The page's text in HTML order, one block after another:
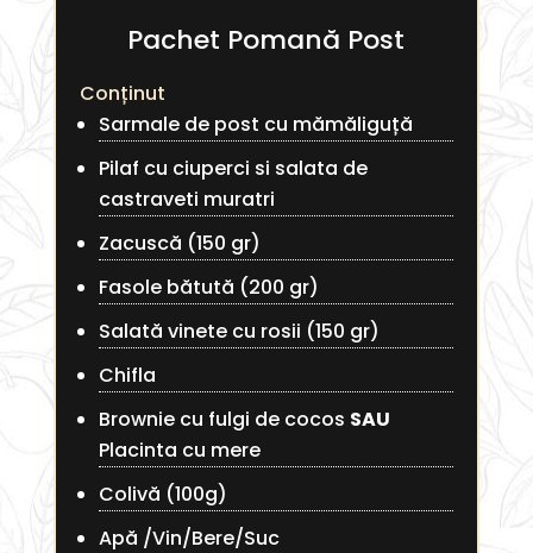
Pachet Pomană Post
Conținut
Sarmale de post cu mămăliguță
Pilaf cu ciuperci si salata de
castraveti muratri
Zacuscă (150 gr)
Fasole bătută (200 gr)
Salată vinete cu rosii (150 gr)
Chifla
Brownie cu fulgi de cocos SAU
Placinta cu mere
Colivă (100g)
Apă /Vin/Bere/Suc